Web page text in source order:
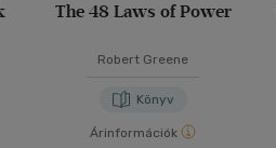
The 48 Laws of Power
Robert Greene
Könyv
Árinformációk